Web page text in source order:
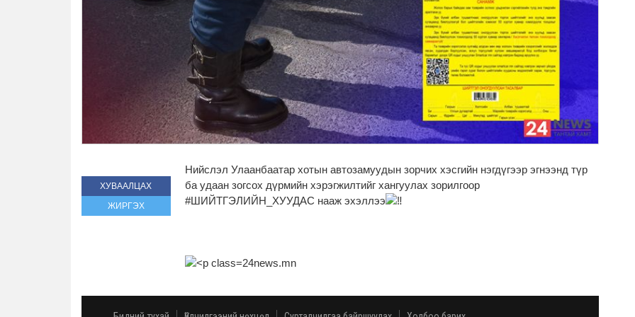
ХУВААЛЦАХ
ЖИРГЭХ
Нийслэл Улаанбаатар хотын автозамуудын зорчих хэсгийн нэгдүгээр эгнээнд түр
ба удаан зогсох дүрмийн хэрэгжилтийг хангуулах зорилгоор
#ШИЙТГЭЛИЙН_ХУУДАС нааж эхэллээ
24news.mn